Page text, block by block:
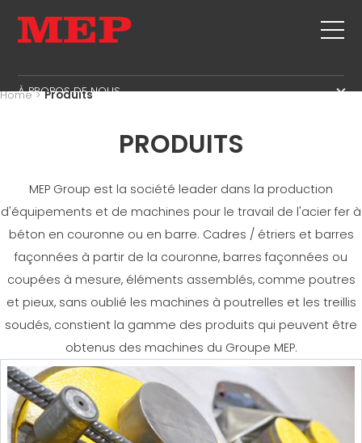
À PROPOS DE NOUS
CADRE
COUPE+FAÇONNAGE
REDRESSAGE
COUPE À MESURE
PLIAGE/FAÇONNAGE
POTEAUX OU PIEUX/CAGES
POUTRELLES
TREILLIS
GROUPE MEP MACHINES D\'OCCASION CERTIFIÉ
MBS
AIRE DE GESTION
AIRE DE PRODUCTION
AIRE D'APPROVISONNEMENT
AIRE LINGUISTIQUE
SUPPLY CHAIN
WORKPLACE SAFETY
LANGUAGE COURSES
EFFECTIVE COMMUNICATION
LISTE DES ÉVÈNEMENTS
CONTACTS
TRAVAILLE AVEC NOUS
MEP IN THE WORLD
SALES NETWORK
Home>Produits
PRODUITS
MEP Group est la société leader dans la production
d'équipements et de machines pour le travail de l'acier fer à
béton en couronne ou en barre. Cadres / étriers et barres
façonnées à partir de la couronne, barres façonnées ou
coupées à mesure, éléments assemblés, comme poutres
et pieux, sans oublié les machines à poutrelles et les treillis
soudés, constient la gamme des produits qui peuvent être
obtenus des machines du Groupe MEP.